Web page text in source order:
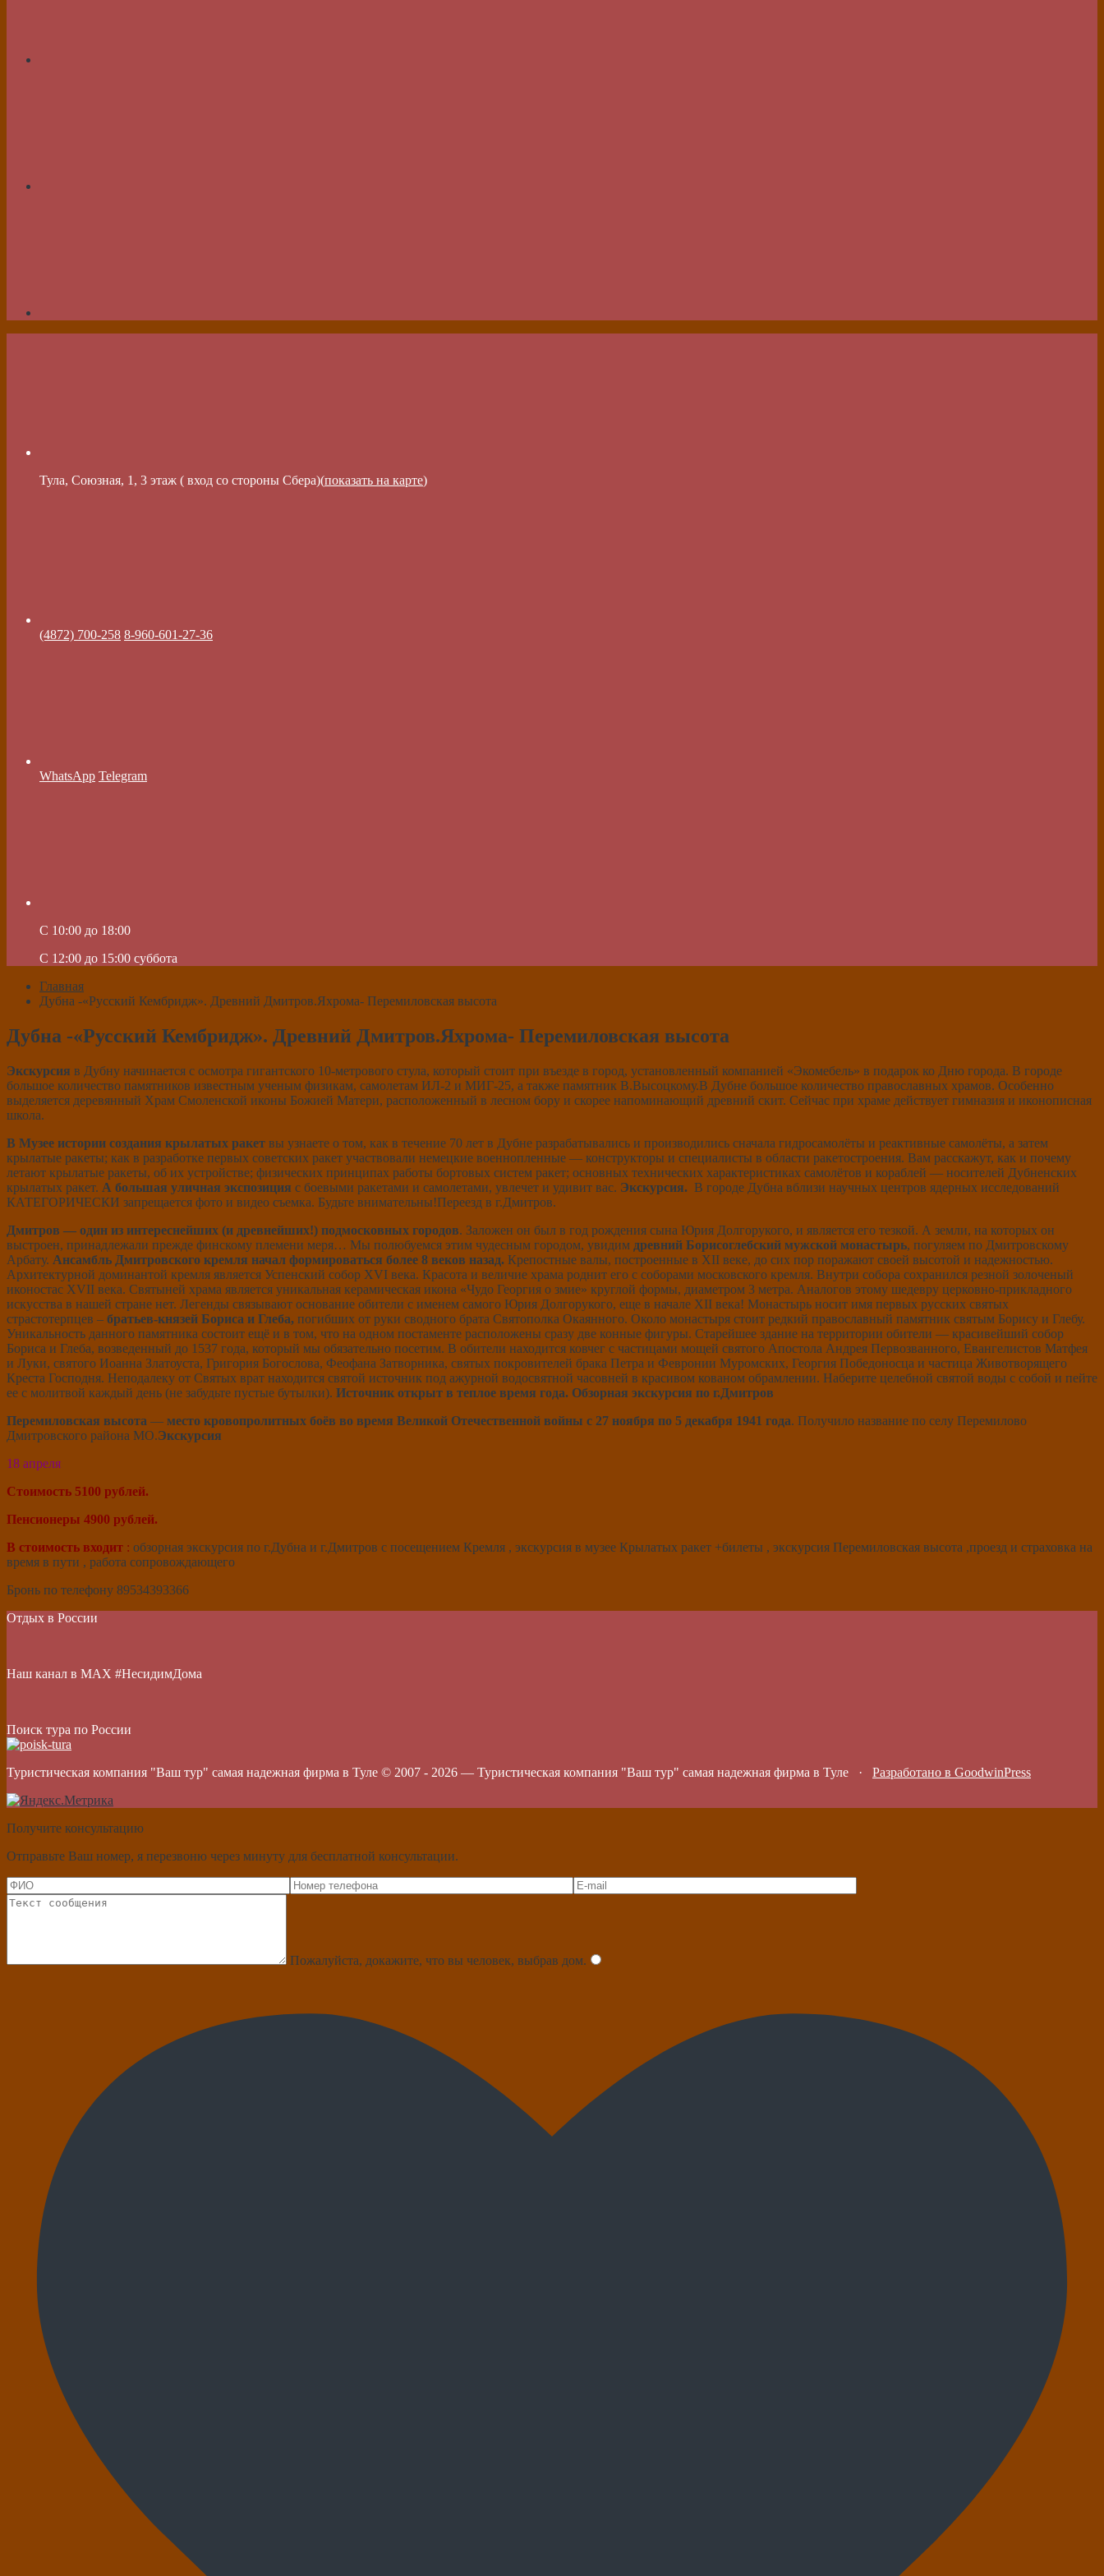
Тула, Союзная, 1, 3 этаж ( вход со стороны Сбера)(показать на карте)
(4872) 700-258 8-960-601-27-36
WhatsApp Telegram
C 10:00 до 18:00
C 12:00 до 15:00 суббота
Главная
Дубна -«Русский Кембридж». Древний Дмитров.Яхрома- Перемиловская высота
Дубна -«Русский Кембридж». Древний Дмитров.Яхрома- Перемиловская высота
Экскурсия в Дубну начинается с осмотра гигантского 10-метрового стула, который стоит при въезде в город, установленный компанией «Экомебель» в подарок ко Дню города. В городе
большое количество памятников известным ученым физикам, самолетам ИЛ-2 и МИГ-25, а также памятник В.Высоцкому.В Дубне большое количество православных храмов. Особенно
выделяется деревянный Храм Смоленской иконы Божией Матери, расположенный в лесном бору и скорее напоминающий древний скит. Сейчас при храме действует гимназия и иконописная
школа.
В Музее истории создания крылатых ракет вы узнаете о том, как в течение 70 лет в Дубне разрабатывались и производились сначала гидросамолёты и реактивные самолёты, а затем
крылатые ракеты; как в разработке первых советских ракет участвовали немецкие военнопленные — конструкторы и специалисты в области ракетостроения. Вам расскажут, как и почему
летают крылатые ракеты, об их устройстве; физических принципах работы бортовых систем ракет; основных технических характеристиках самолётов и кораблей — носителей Дубненских
крылатых ракет. А большая уличная экспозиция с боевыми ракетами и самолетами, увлечет и удивит вас. Экскурсия. В городе Дубна вблизи научных центров ядерных исследований
КАТЕГОРИЧЕСКИ запрещается фото и видео съемка. Будьте внимательны!Переезд в г.Дмитров.
Дмитров — один из интереснейших (и древнейших!) подмосковных городов. Заложен он был в год рождения сына Юрия Долгорукого, и является его тезкой. А земли, на которых он
выстроен, принадлежали прежде финскому племени меря… Мы полюбуемся этим чудесным городом, увидим древний Борисоглебский мужской монастырь, погуляем по Дмитровскому
Арбату. Ансамбль Дмитровского кремля начал формироваться более 8 веков назад. Крепостные валы, построенные в XII веке, до сих пор поражают своей высотой и надежностью.
Архитектурной доминантой кремля является Успенский собор XVI века. Красота и величие храма роднит его с соборами московского кремля. Внутри собора сохранился резной золоченый
иконостас XVII века. Святыней храма является уникальная керамическая икона «Чудо Георгия о змие» круглой формы, диаметром 3 метра. Аналогов этому шедевру церковно-прикладного
искусства в нашей стране нет. Легенды связывают основание обители с именем самого Юрия Долгорукого, еще в начале XII века! Монастырь носит имя первых русских святых
страстотерпцев – братьев-князей Бориса и Глеба, погибших от руки сводного брата Святополка Окаянного. Около монастыря стоит редкий православный памятник святым Борису и Глебу.
Уникальность данного памятника состоит ещё и в том, что на одном постаменте расположены сразу две конные фигуры. Старейшее здание на территории обители — красивейший собор
Бориса и Глеба, возведенный до 1537 года, который мы обязательно посетим. В обители находится ковчег с частицами мощей святого Апостола Андрея Первозванного, Евангелистов Матфея
и Луки, святого Иоанна Златоуста, Григория Богослова, Феофана Затворника, святых покровителей брака Петра и Февронии Муромских, Георгия Победоносца и частица Животворящего
Креста Господня. Неподалеку от Святых врат находится святой источник под ажурной водосвятной часовней в красивом кованом обрамлении. Наберите целебной святой воды с собой и пейте
ее с молитвой каждый день (не забудьте пустые бутылки). Источник открыт в теплое время года. Обзорная экскурсия по г.Дмитров
Перемиловская высота — место кровопролитных боёв во время Великой Отечественной войны с 27 ноября по 5 декабря 1941 года. Получило название по селу Перемилово
Дмитровского района МО.Экскурсия
18 апреля
Стоимость 5100 рублей.
Пенсионеры 4900 рублей.
В стоимость входит : обзорная экскурсия по г.Дубна и г.Дмитров с посещением Кремля , экскурсия в музее Крылатых ракет +билеты , экскурсия Перемиловская высота ,проезд и страховка на
время в пути , работа сопровождающего
Бронь по телефону 89534393366
Отдых в России
Наш канал в МАХ #НесидимДома
Поиск тура по России
Туристическая компания "Ваш тур" самая надежная фирма в Туле © 2007 - 2026 — Туристическая компания "Ваш тур" самая надежная фирма в Туле · Разработано в GoodwinPress
Получите консультацию
Отправьте Ваш номер, я перезвоню через минуту для бесплатной консультации.
Пожалуйста, докажите, что вы человек, выбрав дом.